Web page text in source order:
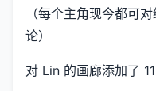
（每个主角现今都可
论）
对 Lin 的画廊添加了